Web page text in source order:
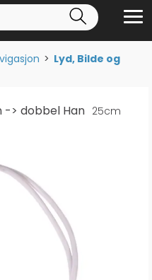
>Lyd, Bilde og
-> dobbel Han 25cm